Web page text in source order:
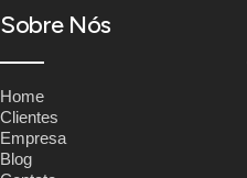
Sobre Nós
Home
Clientes
Empresa
Blog